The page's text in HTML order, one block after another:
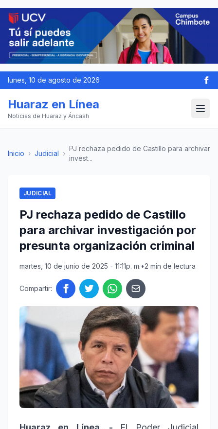
lunes, 10 de agosto de 2026
Huaraz en Línea
Noticias de Huaraz y Áncash
Inicio › Judicial ›
PJ rechaza pedido de Castillo para archivar
invest...
JUDICIAL
PJ rechaza pedido de Castillo
para archivar investigación por
presunta organización criminal
martes, 10 de junio de 2025 - 11:11p. m.•2 min de lectura
Compartir: